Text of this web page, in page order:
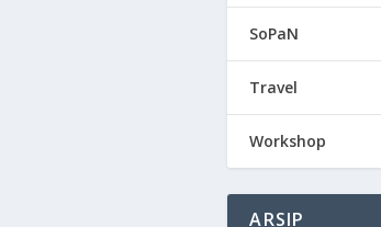
SoPaN
Travel
Workshop
ARSIP